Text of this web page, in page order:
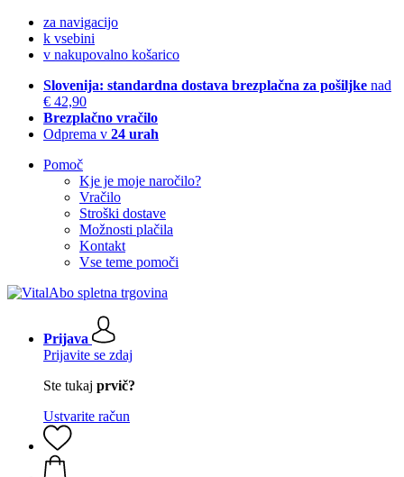
za navigacijo
k vsebini
v nakupovalno košarico
Slovenija: standardna dostava brezplačna za pošiljke nad
€ 42,90
Brezplačno vračilo
Odprema v 24 urah
Pomoč
Kje je moje naročilo?
Vračilo
Stroški dostave
Možnosti plačila
Kontakt
Vse teme pomoči
Prijava
Prijavite se zdaj
Ste tukaj prvič?
Ustvarite račun